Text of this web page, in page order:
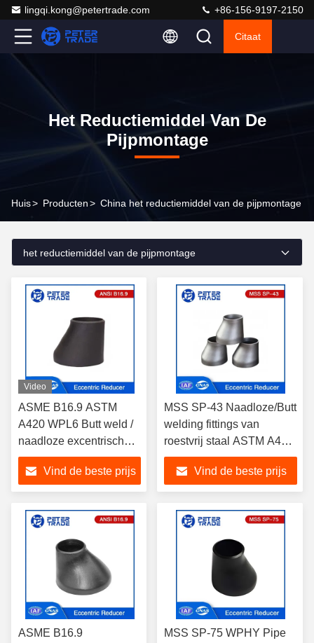
lingqi.kong@petertrade.com +86-156-9197-2150
Citaat
Het Reductiemiddel Van De
Pijpmontage
Huis> Producten> China het reductiemiddel van de pijpmontage
het reductiemiddel van de pijpmontage
Video
ASME B16.9 ASTM
A420 WPL6 Butt weld /
naadloze excentrische
reducers van
koolstofstaal voor
pijpleidingen
Vind de beste prijs
MSS SP-43 Naadloze/Butt
welding fittings van
roestvrij staal ASTM A403
Excentrische reducers
voor
pijpletsingsoplossingen
Vind de beste prijs
ASME B16.9
MSS SP-75 WPHY Pipe